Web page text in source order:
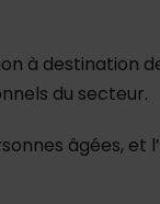
à destination
du secteur.
âgées, et